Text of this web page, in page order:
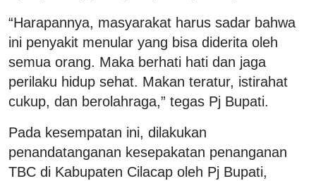
“Harapannya, masyarakat harus sadar bahwa
ini penyakit menular yang bisa diderita oleh
semua orang. Maka berhati hati dan jaga
perilaku hidup sehat. Makan teratur, istirahat
cukup, dan berolahraga,” tegas Pj Bupati.
Pada kesempatan ini, dilakukan
penandatanganan kesepakatan penanganan
TBC di Kabupaten Cilacap oleh Pj Bupati,